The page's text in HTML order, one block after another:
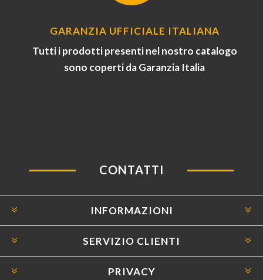
GARANZIA UFFICIALE ITALIANA
Tutti i prodotti presenti nel nostro catalogo
sono coperti da Garanzia Italia
CONTATTI
INFORMAZIONI
SERVIZIO CLIENTI
PRIVACY